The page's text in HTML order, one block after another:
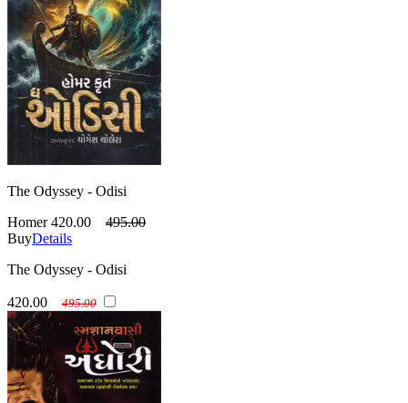
The Odyssey - Odisi
Homer 420.00
495.00
BuyDetails
The Odyssey - Odisi
420.00 495.00